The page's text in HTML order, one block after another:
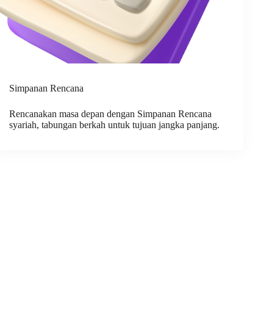
Simpanan Rencana
Rencanakan masa depan dengan Simpanan Rencana
syariah, tabungan berkah untuk tujuan jangka panjang.